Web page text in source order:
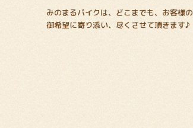
みのまるバイクは、どこまでも、お客様の
御希望に寄り添い、尽くさせて頂きます♪